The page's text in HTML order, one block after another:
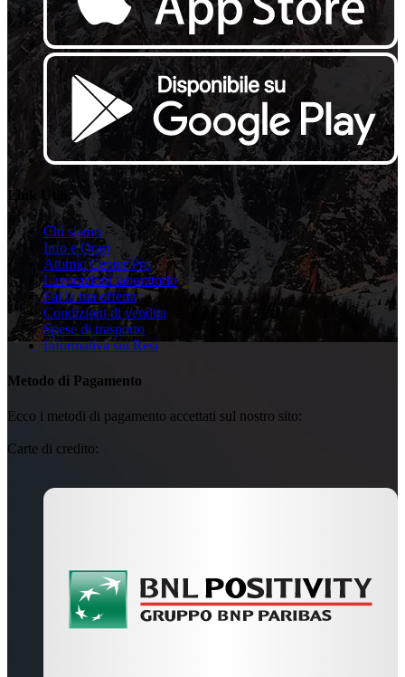
Link Utili
Chi siamo
Info e Orari
Atomic Center Pro
Lavorazioni laboratorio
Fai la tua offerta
Condizioni di vendita
Spese di trasporto
Informativa sui Resi
Metodo di Pagamento
Ecco i metodi di pagamento accettati sul nostro sito:
Carte di credito: